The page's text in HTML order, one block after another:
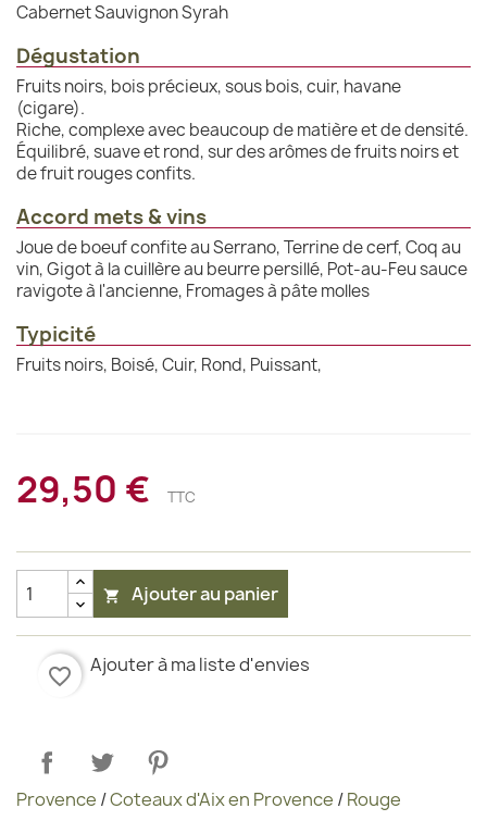
Cabernet Sauvignon Syrah
Dégustation
Fruits noirs, bois précieux, sous bois, cuir, havane
(cigare).
Riche, complexe avec beaucoup de matière et de densité.
Équilibré, suave et rond, sur des arômes de fruits noirs et
de fruit rouges confits.
Accord mets & vins
Joue de boeuf confite au Serrano, Terrine de cerf, Coq au
vin, Gigot à la cuillère au beurre persillé, Pot-au-Feu sauce
ravigote à l'ancienne, Fromages à pâte molles
Typicité
Fruits noirs, Boisé, Cuir, Rond, Puissant,
29,50 € TTC
 Ajouter au panier
favorite_border Ajouter à ma liste d'envies
Provence /Coteaux d'Aix en Provence /Rouge